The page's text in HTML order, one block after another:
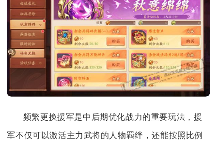
频繁更换援军是中后期优化战力的重要玩法，援
军不仅可以激活主力武将的人物羁绊，还能按照比例